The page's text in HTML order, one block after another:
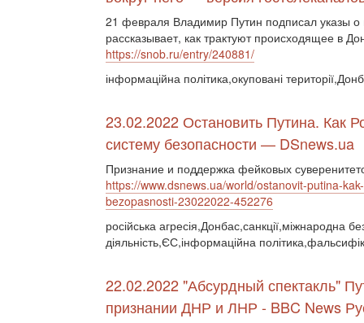
21 февраля Владимир Путин подписал указы
рассказывает, как трактуют происходящее в
https://snob.ru/entry/240881/
інформаційна політика,окуповані
23.02.2022 Остановить Путина. Как
систему безопасности — DSnews.ua
Признание и поддержка фейковых
https://www.dsnews.ua/world/ostanovit-putina-
bezopasnosti-23022022-452276
російська агресія,Донбас,санкції,міжнародна
діяльність,ЄС,інформаційна
22.02.2022 "Абсурдный спектакль"
признании ДНР и ЛНР - BBC News